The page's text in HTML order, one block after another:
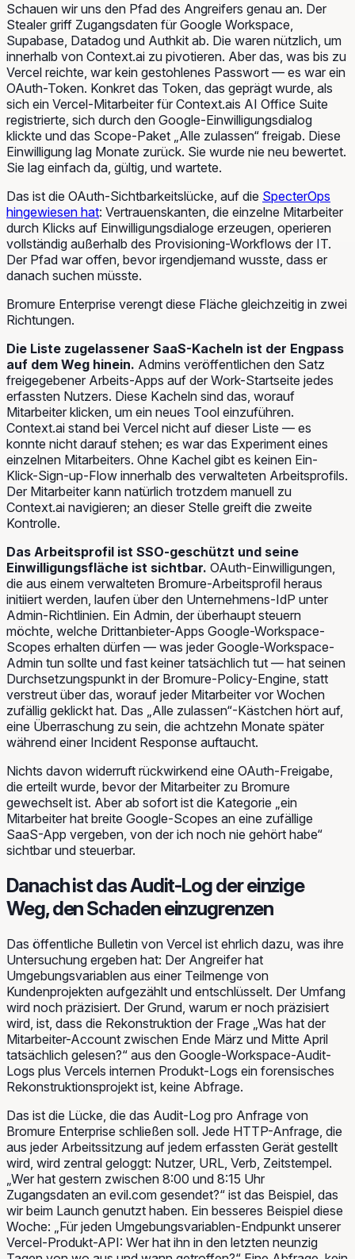
Schauen wir uns den Pfad des Angreifers genau an. Der
Stealer griff Zugangsdaten für Google Workspace,
Supabase, Datadog und Authkit ab. Die waren nützlich, um
innerhalb von Context.ai zu pivotieren. Aber das, was bis zu
Vercel reichte, war kein gestohlenes Passwort — es war ein
OAuth-Token. Konkret das Token, das geprägt wurde, als
sich ein Vercel-Mitarbeiter für Context.ais AI Office Suite
registrierte, sich durch den Google-Einwilligungsdialog
klickte und das Scope-Paket „Alle zulassen“ freigab. Diese
Einwilligung lag Monate zurück. Sie wurde nie neu bewertet.
Sie lag einfach da, gültig, und wartete.
Das ist die OAuth-Sichtbarkeitslücke, auf die SpecterOps
hingewiesen hat: Vertrauenskanten, die einzelne Mitarbeiter
durch Klicks auf Einwilligungsdialoge erzeugen, operieren
vollständig außerhalb des Provisioning-Workflows der IT.
Der Pfad war offen, bevor irgendjemand wusste, dass er
danach suchen müsste.
Bromure Enterprise verengt diese Fläche gleichzeitig in zwei
Richtungen.
Die Liste zugelassener SaaS-Kacheln ist der Engpass
auf dem Weg hinein. Admins veröffentlichen den Satz
freigegebener Arbeits-Apps auf der Work-Startseite jedes
erfassten Nutzers. Diese Kacheln sind das, worauf
Mitarbeiter klicken, um ein neues Tool einzuführen.
Context.ai stand bei Vercel nicht auf dieser Liste — es
konnte nicht darauf stehen; es war das Experiment eines
einzelnen Mitarbeiters. Ohne Kachel gibt es keinen Ein-
Klick-Sign-up-Flow innerhalb des verwalteten Arbeitsprofils.
Der Mitarbeiter kann natürlich trotzdem manuell zu
Context.ai navigieren; an dieser Stelle greift die zweite
Kontrolle.
Das Arbeitsprofil ist SSO-geschützt und seine
Einwilligungsfläche ist sichtbar. OAuth-Einwilligungen,
die aus einem verwalteten Bromure-Arbeitsprofil heraus
initiiert werden, laufen über den Unternehmens-IdP unter
Admin-Richtlinien. Ein Admin, der überhaupt steuern
möchte, welche Drittanbieter-Apps Google-Workspace-
Scopes erhalten dürfen — was jeder Google-Workspace-
Admin tun sollte und fast keiner tatsächlich tut — hat seinen
Durchsetzungspunkt in der Bromure-Policy-Engine, statt
verstreut über das, worauf jeder Mitarbeiter vor Wochen
zufällig geklickt hat. Das „Alle zulassen“-Kästchen hört auf,
eine Überraschung zu sein, die achtzehn Monate später
während einer Incident Response auftaucht.
Nichts davon widerruft rückwirkend eine OAuth-Freigabe,
die erteilt wurde, bevor der Mitarbeiter zu Bromure
gewechselt ist. Aber ab sofort ist die Kategorie „ein
Mitarbeiter hat breite Google-Scopes an eine zufällige
SaaS-App vergeben, von der ich noch nie gehört habe“
sichtbar und steuerbar.
Danach ist das Audit-Log der einzige
Weg, den Schaden einzugrenzen
Das öffentliche Bulletin von Vercel ist ehrlich dazu, was ihre
Untersuchung ergeben hat: Der Angreifer hat
Umgebungsvariablen aus einer Teilmenge von
Kundenprojekten aufgezählt und entschlüsselt. Der Umfang
wird noch präzisiert. Der Grund, warum er noch präzisiert
wird, ist, dass die Rekonstruktion der Frage „Was hat der
Mitarbeiter-Account zwischen Ende März und Mitte April
tatsächlich gelesen?“ aus den Google-Workspace-Audit-
Logs plus Vercels internen Produkt-Logs ein forensisches
Rekonstruktionsprojekt ist, keine Abfrage.
Das ist die Lücke, die das Audit-Log pro Anfrage von
Bromure Enterprise schließen soll. Jede HTTP-Anfrage, die
aus jeder Arbeitssitzung auf jedem erfassten Gerät gestellt
wird, wird zentral geloggt: Nutzer, URL, Verb, Zeitstempel.
„Wer hat gestern zwischen 8:00 und 8:15 Uhr
Zugangsdaten an evil.com gesendet?“ ist das Beispiel, das
wir beim Launch genutzt haben. Ein besseres Beispiel diese
Woche: „Für jeden Umgebungsvariablen-Endpunkt unserer
Vercel-Produkt-API: Wer hat ihn in den letzten neunzig